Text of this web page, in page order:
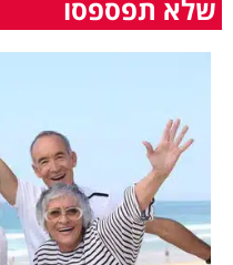
שלא תפספסו